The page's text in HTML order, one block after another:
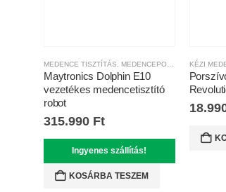
MEDENCE TISZTÍTÁS MEDENCEPORSZÍVÓ ROBOTOK
Maytronics Dolphin E10
vezetékes medencetisztító
robot
315.990 Ft
Ingyenes szállítás!
KOSÁRBA TESZEM
KÉZI